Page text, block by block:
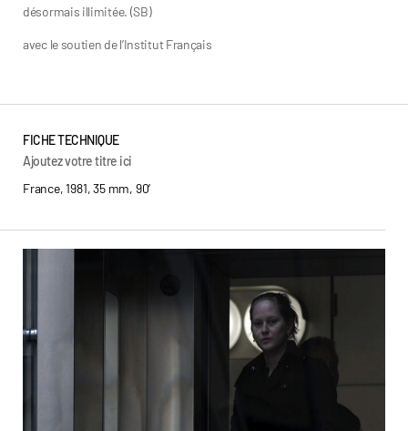
désormais illimitée. (SB)
avec le soutien de l’Institut Français
FICHE TECHNIQUE
Ajoutez votre titre ici
France, 1981, 35 mm, 90’